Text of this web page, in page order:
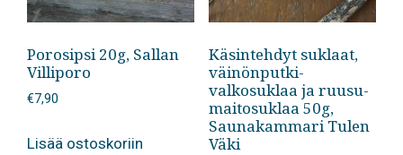
Porosipsi 20g, Sallan
Villiporo
€7,90
Lisää ostoskoriin
Käsintehdyt suklaat,
väinönputki-
valkosuklaa ja ruusu-
maitosuklaa 50g,
Saunakammari Tulen
Väki